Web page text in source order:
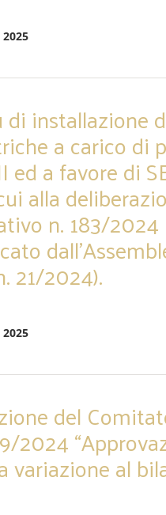
installazione
a carico di
ed a favore di
alla
n. 183/2024
21/2024).
del
2024
variazione al